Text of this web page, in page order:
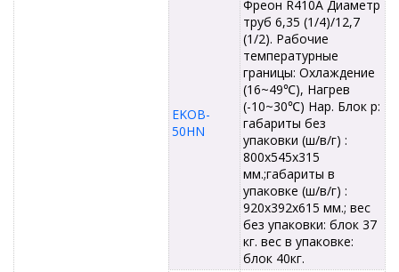
EKOB-
50HN
Фреон R410A Диаметр
труб 6,35 (1/4)/12,7
(1/2). Рабочие
температурные
границы: Охлаждение
(16~49℃), Нагрев
(-10~30℃) Нар. Блок р:
габариты без
упаковки (ш/в/г) :
800x545x315
мм.;габариты в
упаковке (ш/в/г) :
920x392x615 мм.; вес
без упаковки: блок 37
кг. вес в упаковке:
блок 40кг.